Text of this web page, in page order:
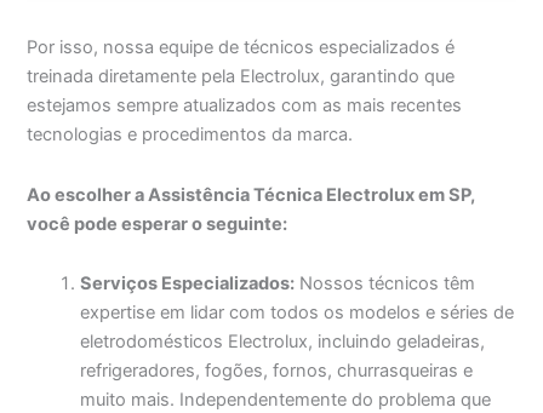
Por isso, nossa equipe de técnicos especializados é
treinada diretamente pela Electrolux, garantindo que
estejamos sempre atualizados com as mais recentes
tecnologias e procedimentos da marca.
Ao escolher a Assistência Técnica Electrolux em SP,
você pode esperar o seguinte:
Serviços Especializados: Nossos técnicos têm
expertise em lidar com todos os modelos e séries de
eletrodomésticos Electrolux, incluindo geladeiras,
refrigeradores, fogões, fornos, churrasqueiras e
muito mais. Independentemente do problema que